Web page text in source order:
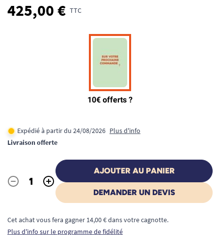
425,00 € TTC
Expédié à partir du 24/08/2026 Plus d'info
Livraison offerte
Quantité
- +
AJOUTER AU PANIER
DEMANDER UN DEVIS
Cet achat vous fera gagner 14,00 € dans votre cagnotte.
Plus d'info sur le programme de fidélité